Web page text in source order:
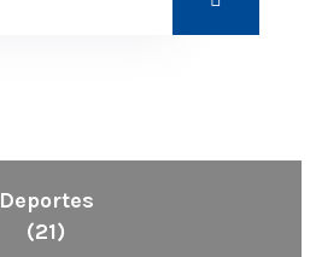
Deportes
(21)